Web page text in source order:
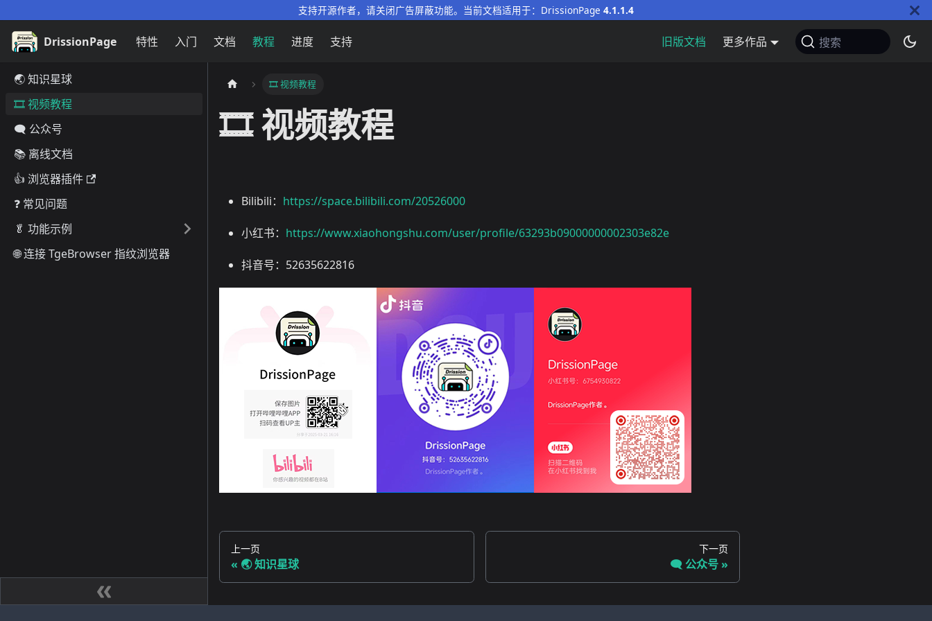
支持开源作者，请关闭广告屏蔽功能。当前文档适用于：DrissionPage 4.1.1.4
DrissionPage 特性 入门 文档 教程 进度 支持 旧版文档 更多作品 搜索
🌏️ 知识星球
🎞️ 视频教程
🗨️ 公众号
📚 离线文档
👍 浏览器插件
❓ 常见问题
🥬 功能示例
🌐 连接 TgeBrowser 指纹浏览器
🎞️ 视频教程
🎞️ 视频教程
Bilibili： https://space.bilibili.com/20526000
小红书： https://www.xiaohongshu.com/user/profile/63293b09000000002303e82e
抖音号：52635622816
上一页
🌏️ 知识星球
下一页
🗨️ 公众号